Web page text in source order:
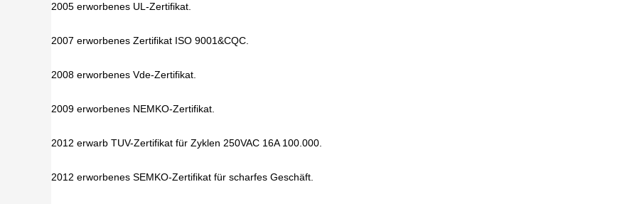
2005 erworbenes UL-Zertifikat.
2007 erworbenes Zertifikat ISO 9001&CQC.
2008 erworbenes Vde-Zertifikat.
2009 erworbenes NEMKO-Zertifikat.
2012 erwarb TUV-Zertifikat für Zyklen 250VAC 16A 100.000.
2012 erworbenes SEMKO-Zertifikat für scharfes Geschäft.